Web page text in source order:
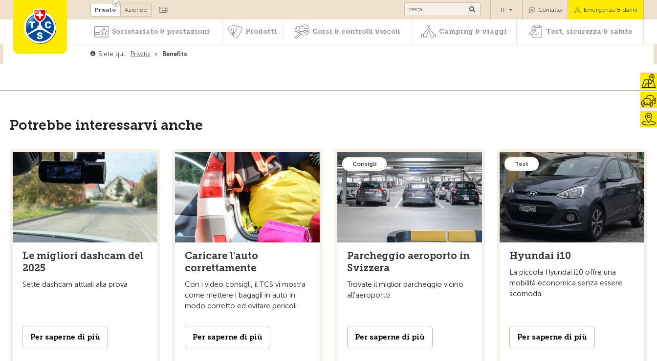
Diventare socio Corsi & controlli veicoli Camping & viaggi Test, sicurezza & salute
Privato Aziende Contatto Emergenza & danni
IT
Societariato & prestazioni Prodotti Corsi & controlli veicoli Camping & viaggi Test, sicurezza & salute
Siete qui: Privato » Benefits
Potrebbe interessarvi anche
Le migliori dashcam del
2025
Sette dashcam attuali alla prova
Per saperne di più
Caricare l'auto
correttamente
Con i video consigli, il TCS vi mostra
come mettere i bagagli in auto in
modo corretto ed evitare pericoli.
Per saperne di più
Consigli
Parcheggio aeroporto in
Svizzera
Trovate il miglior parcheggio vicino
all'aeroporto.
Per saperne di più
Test
Hyundai i10
La piccola Hyundai i10 offre una
mobilità economica senza essere
scomoda.
Per saperne di più